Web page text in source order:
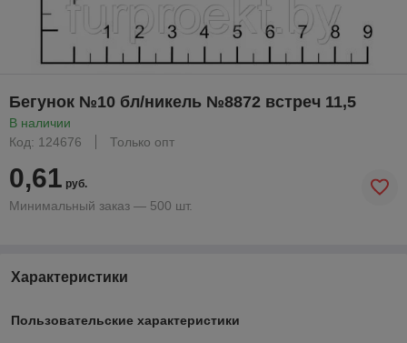
Бегунок №10 бл/никель №8872 встреч 11,5
В наличии
Код: 124676
Только опт
0,61 руб.
Минимальный заказ — 500 шт.
Характеристики
Пользовательские характеристики